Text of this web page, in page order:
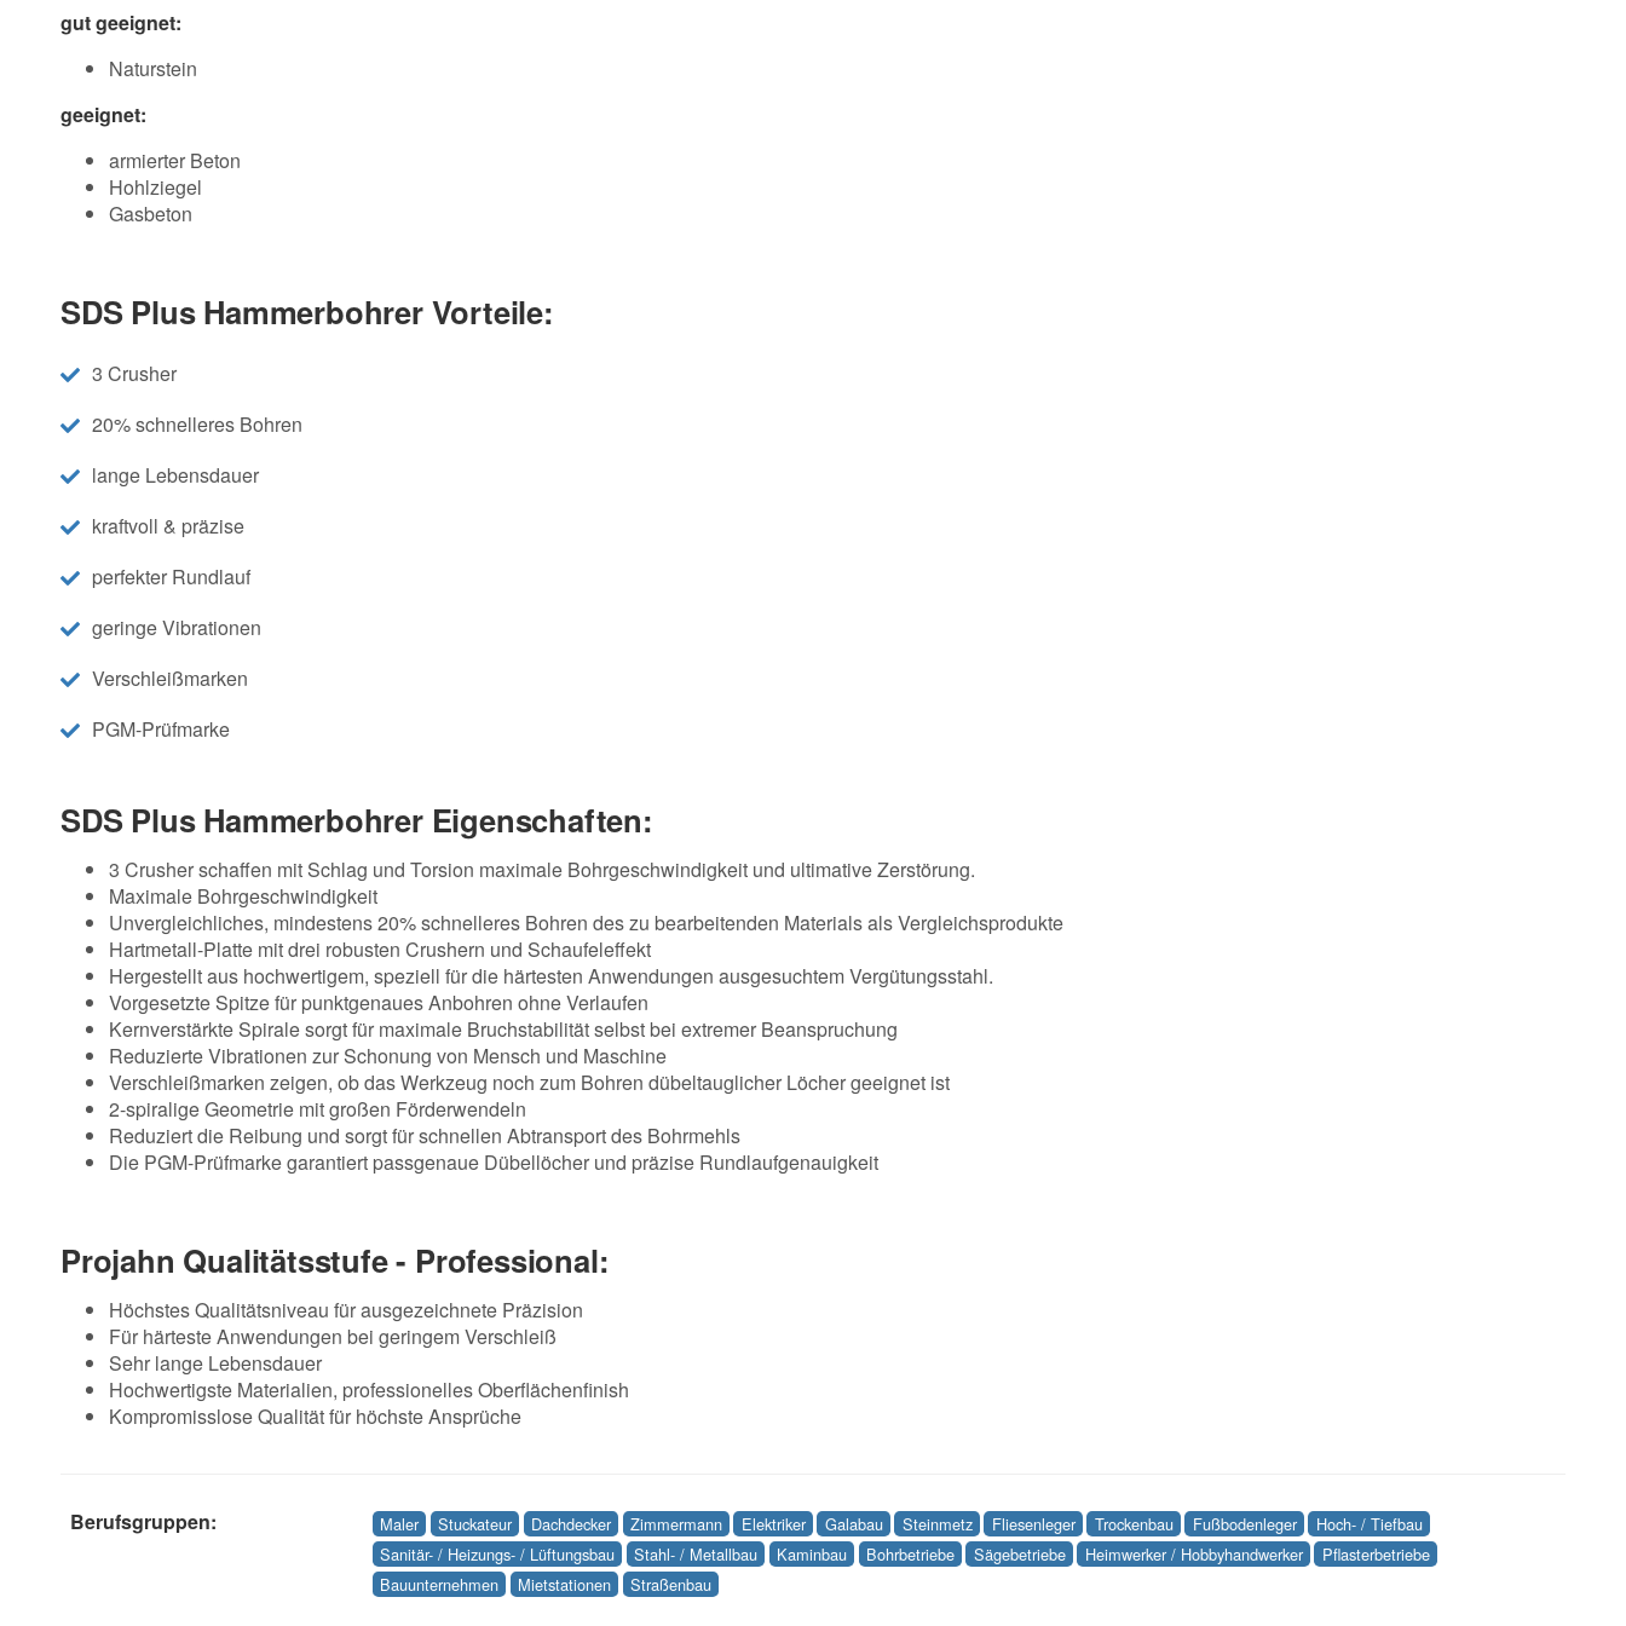
gut geeignet:
Naturstein
geeignet:
armierter Beton
Hohlziegel
Gasbeton
SDS Plus Hammerbohrer Vorteile:
3 Crusher
20% schnelleres Bohren
lange Lebensdauer
kraftvoll & präzise
perfekter Rundlauf
geringe Vibrationen
Verschleißmarken
PGM-Prüfmarke
SDS Plus Hammerbohrer Eigenschaften:
3 Crusher schaffen mit Schlag und Torsion maximale Bohrgeschwindigkeit und ultimative Zerstörung.
Maximale Bohrgeschwindigkeit
Unvergleichliches, mindestens 20% schnelleres Bohren des zu bearbeitenden Materials als Vergleichsprodukte
Hartmetall-Platte mit drei robusten Crushern und Schaufeleffekt
Hergestellt aus hochwertigem, speziell für die härtesten Anwendungen ausgesuchtem Vergütungsstahl.
Vorgesetzte Spitze für punktgenaues Anbohren ohne Verlaufen
Kernverstärkte Spirale sorgt für maximale Bruchstabilität selbst bei extremer Beanspruchung
Reduzierte Vibrationen zur Schonung von Mensch und Maschine
Verschleißmarken zeigen, ob das Werkzeug noch zum Bohren dübeltauglicher Löcher geeignet ist
2-spiralige Geometrie mit großen Förderwendeln
Reduziert die Reibung und sorgt für schnellen Abtransport des Bohrmehls
Die PGM-Prüfmarke garantiert passgenaue Dübellöcher und präzise Rundlaufgenauigkeit
Projahn Qualitätsstufe - Professional:
Höchstes Qualitätsniveau für ausgezeichnete Präzision
Für härteste Anwendungen bei geringem Verschleiß
Sehr lange Lebensdauer
Hochwertigste Materialien, professionelles Oberflächenfinish
Kompromisslose Qualität für höchste Ansprüche
Berufsgruppen: Maler Stuckateur Dachdecker Zimmermann Elektriker Galabau Steinmetz Fliesenleger Trockenbau Fußbodenleger
Hoch- / Tiefbau
Sanitär- / Heizungs- / Lüftungsbau
Stahl- / Metallbau Kaminbau Bohrbetriebe Sägebetriebe Heimwerker / Hobbyhandwerker
Pflasterbetriebe
Bauunternehmen
Mietstationen Straßenbau